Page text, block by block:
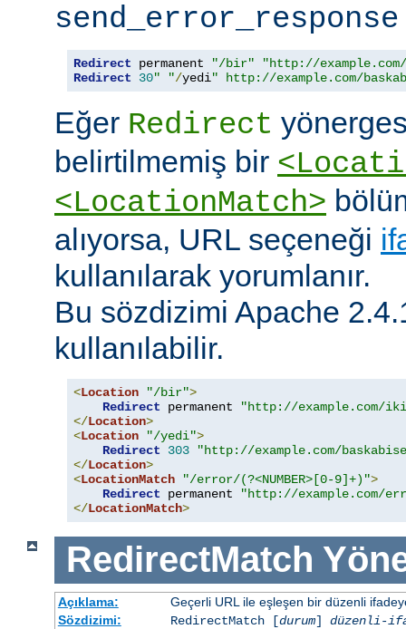
send_error_response
Redirect permanent "/bir"
"http://
Redirect
30" "/yedi" http://example.com/
Eğer Redirect
belirtilmemiş bir
<LocationMatch>
alıyorsa, URL seçeneği
kullanılarak yorumlanır.
Bu sözdizimi Apache
kullanılabilir.
<Location "/bir">
Redirect permanent
"http://example.com/
</Location>
<Location "/yedi">
Redirect
303
"http://example.com/
</Location>
<LocationMatch "/error/(?<NUMBER>[0-9]+)">
Redirect permanent
"http://example.com/
</LocationMatch>
RedirectMatch
Açıklama:
Geçerli URL ile eşleşen bir düzenli
Sözdizimi:
RedirectMatch [durum] düzenli-